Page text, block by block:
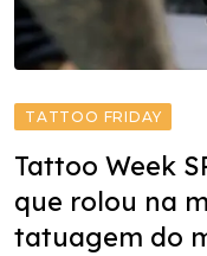
TATTOO FRIDAY
Tattoo Week
que rolou na
tatuagem do